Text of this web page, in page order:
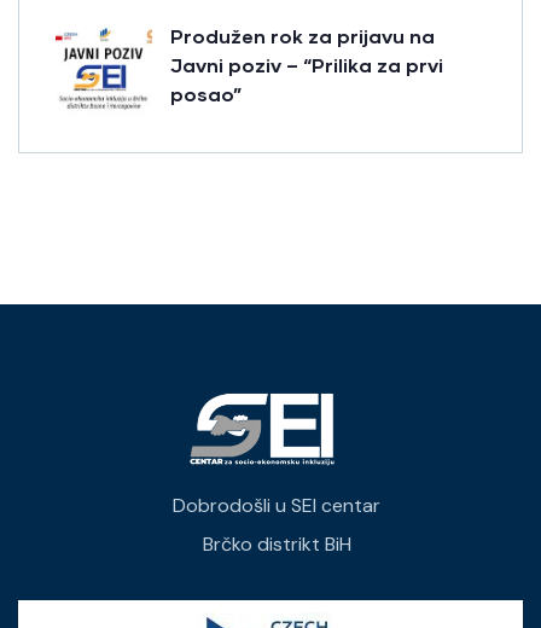
Produžen rok za prijavu na
Javni poziv – “Prilika za prvi
posao”
Dobrodošli u SEI centar
Brčko distrikt BiH